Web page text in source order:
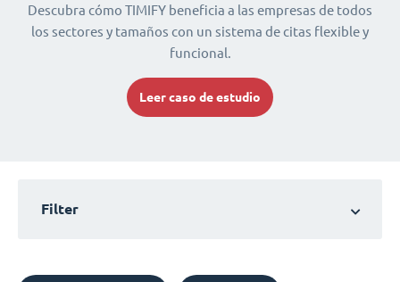
Descubra cómo TIMIFY beneficia a las empresas de todos
los sectores y tamaños con un sistema de citas flexible y
funcional.
Leer caso de estudio
Filter